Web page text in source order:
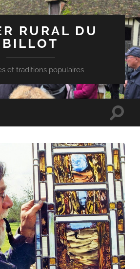
RURAL DU
BILLOT
et traditions populaires
Toggle